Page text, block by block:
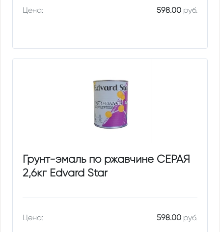
Цена: 598.00руб.
Грунт-эмаль по ржавчине СЕРАЯ
2,6кг Edvard Star
Цена: 598.00руб.